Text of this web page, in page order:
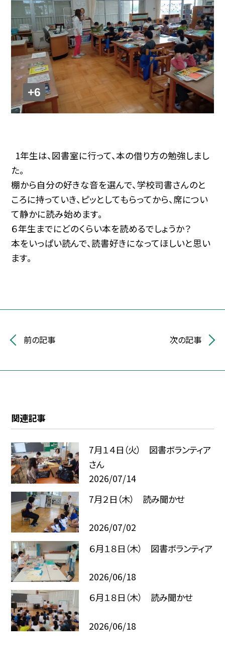
+6
1年生は、図書室に行って、本の借り方の勉強しまし
た。
棚から自分の好きな音を選んで、学校司書さんのと
ころに持っていき、ピッとしてもらってから、席につい
て静かに読み始めます。
６年生までにどのくらい本を読めるでしょうか？
本をいっぱい読んで、読書好きになってほしいと思い
ます。
前の記事 次の記事
関連記事
7月１４日（火） 図書ボランティア
さん
2026/07/14
7月２日（木） 読み聞かせ
2026/07/02
６月１８日（木） 図書ボランティア
2026/06/18
６月１８日（木） 読み聞かせ
2026/06/18